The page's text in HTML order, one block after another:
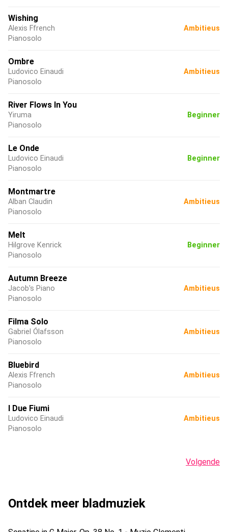
Wishing
Alexis Ffrench
Pianosolo
Ambitieus
Ombre
Ludovico Einaudi
Pianosolo
Ambitieus
River Flows In You
Yiruma
Pianosolo
Beginner
Le Onde
Ludovico Einaudi
Pianosolo
Beginner
Montmartre
Alban Claudin
Pianosolo
Ambitieus
Melt
Hilgrove Kenrick
Pianosolo
Beginner
Autumn Breeze
Jacob's Piano
Pianosolo
Ambitieus
Filma Solo
Gabriel Ólafsson
Pianosolo
Ambitieus
Bluebird
Alexis Ffrench
Pianosolo
Ambitieus
I Due Fiumi
Ludovico Einaudi
Pianosolo
Ambitieus
Volgende
Ontdek meer bladmuziek